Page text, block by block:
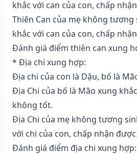
khắc với can của con, chấp
Thiên Can của mẹ không
khắc với can của con, chấp
Đánh giá điểm thiên can xung
* Địa chi xung hợp:
Địa chi của con là Dậu, bố là
Địa Chi của bố là Mão xung
không tốt.
Địa Chi của mẹ không tương
với chi của con, chấp nhận được.
Đánh giá điểm địa chi xung